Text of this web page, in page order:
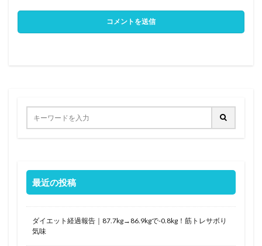
最近の投稿
ダイエット経過報告｜87.7kg→86.9kgで-0.8kg！筋トレサボり
気味